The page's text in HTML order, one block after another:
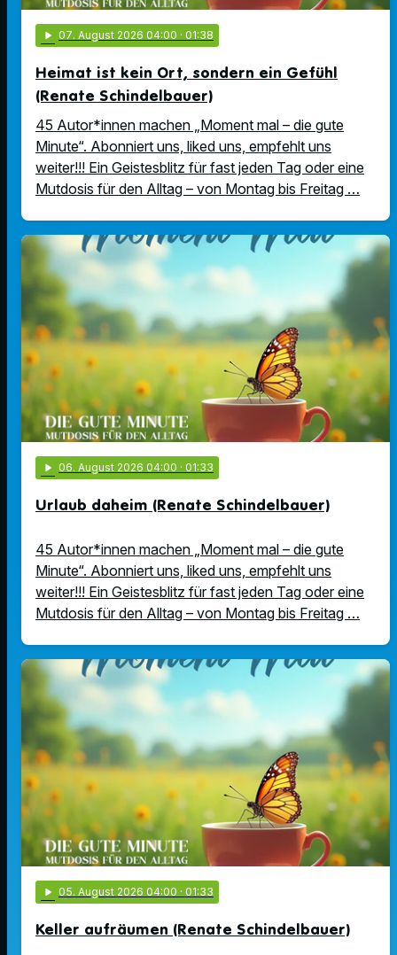
play_arrow 07. August 2026 04:00 · 01:38
Heimat ist kein Ort, sondern ein Gefühl
(Renate Schindelbauer)
45 Autor*innen machen „Moment mal – die gute
Minute“. Abonniert uns, liked uns, empfehlt uns
weiter!!! Ein Geistesblitz für fast jeden Tag oder eine
Mutdosis für den Alltag – von Montag bis Freitag …
play_arrow 06. August 2026 04:00 · 01:33
Urlaub daheim (Renate Schindelbauer)
45 Autor*innen machen „Moment mal – die gute
Minute“. Abonniert uns, liked uns, empfehlt uns
weiter!!! Ein Geistesblitz für fast jeden Tag oder eine
Mutdosis für den Alltag – von Montag bis Freitag …
play_arrow 05. August 2026 04:00 · 01:33
Keller aufräumen (Renate Schindelbauer)